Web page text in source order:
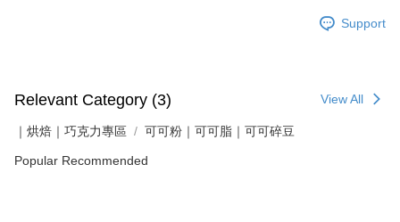
Support
Relevant Category (3) View All
｜烘焙｜巧克力專區 可可粉｜可可脂｜可可碎豆
Popular Recommended